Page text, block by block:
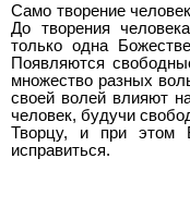
Само творение
До творения
только одна
Появляются
множество разных
своей волей влияют
человек, будучи
Творцу, и при этом
исправиться.